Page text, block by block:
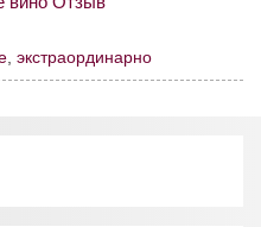
,экстраординарно